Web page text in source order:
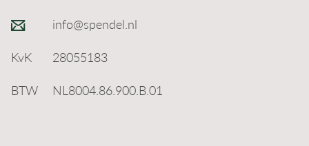
info@spendel.nl
KvK
28055183
BTW
NL8004.86.900.B.01